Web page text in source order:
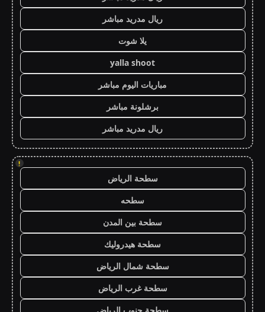
ريال مدريد مباشر
يلا شوت
yalla shoot
مباريات اليوم مباشر
برشلونة مباشر
ريال مدريد مباشر
!
سطحة الرياض
سطحه
سطحة بين المدن
سطحة هيدروليك
سطحة شمال الرياض
سطحة غرب الرياض